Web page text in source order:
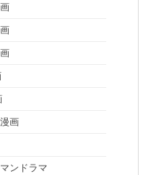
画
ンドラマ